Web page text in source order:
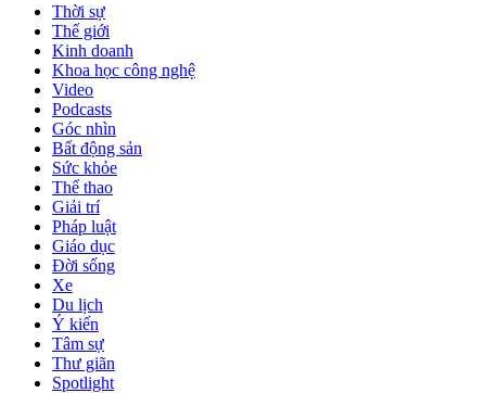
Thời sự
Thế giới
Kinh doanh
Khoa học công nghệ
Video
Podcasts
Góc nhìn
Bất động sản
Sức khỏe
Thể thao
Giải trí
Pháp luật
Giáo dục
Đời sống
Xe
Du lịch
Ý kiến
Tâm sự
Thư giãn
Spotlight